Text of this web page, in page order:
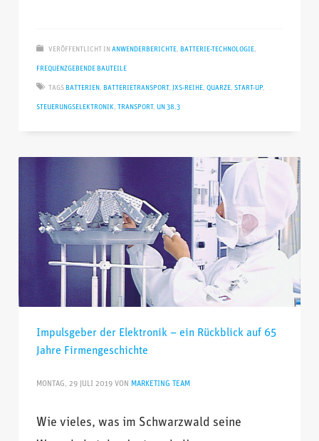
VERÖFFENTLICHT IN ANWENDERBERICHTE,BATTERIE-TECHNOLOGIE,
FREQUENZGEBENDE BAUTEILE
TAGS BATTERIEN,BATTERIETRANSPORT,JXS-REIHE,QUARZE,START-UP,
STEUERUNGSELEKTRONIK,TRANSPORT, UN 38.3
Impulsgeber der Elektronik – ein Rückblick auf 65
Jahre Firmengeschichte
MONTAG, 29 JULI 2019 VON MARKETING TEAM
Wie vieles, was im Schwarzwald seine